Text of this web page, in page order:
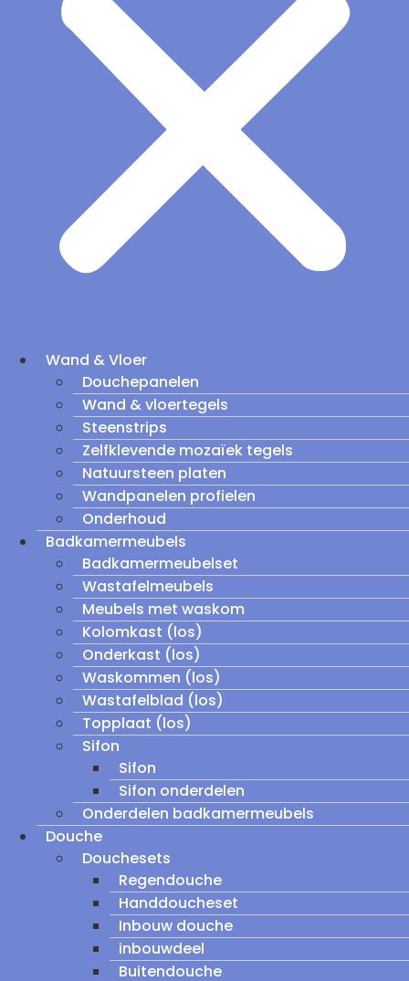
Wand & Vloer
Douchepanelen
Wand & vloertegels
Steenstrips
Zelfklevende mozaïek tegels
Natuursteen platen
Wandpanelen profielen
Onderhoud
Badkamermeubels
Badkamermeubelset
Wastafelmeubels
Meubels met waskom
Kolomkast (los)
Onderkast (los)
Waskommen (los)
Wastafelblad (los)
Topplaat (los)
Sifon
Sifon
Sifon onderdelen
Onderdelen badkamermeubels
Douche
Douchesets
Regendouche
Handdoucheset
Inbouw douche
inbouwdeel
Buitendouche